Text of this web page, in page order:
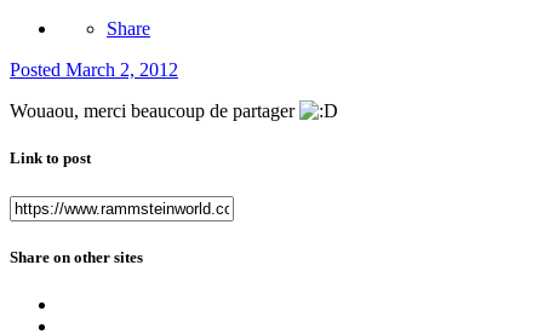
Share
Posted March 2, 2012
Wouaou, merci beaucoup de partager
Link to post
Share on other sites